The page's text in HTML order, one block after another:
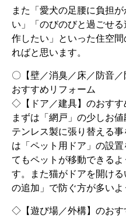
また「愛犬の足腰に負担
い」「のびのびと過ごせ
作したい」といった住空
ればと思います。
〇【壁／消臭／床／防音
おすすめリフォーム
◇【ドア／建具】のおすす
まずは「網戸」の少しお
テンレス製に張り替える
は「ペット用ドア」の設
てもペットが移動できる
す。また猫がドアを開け
の追加」で防ぐ方が多いよ
◇【遊び場／外構】のおす